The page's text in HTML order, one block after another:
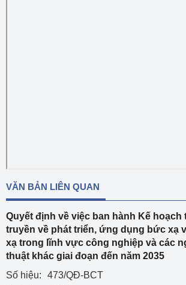
VĂN BẢN LIÊN QUAN
Quyết định về việc ban hành Kế hoạch
truyền về phát triển, ứng dụng bức xạ
xạ trong lĩnh vực công nghiệp và các
thuật khác giai đoạn đến năm 2035
Số hiệu:
473/QĐ-BCT